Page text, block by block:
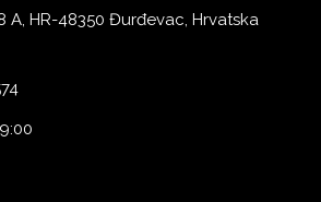
A, HR-48350 Đurđevac, Hrvatska